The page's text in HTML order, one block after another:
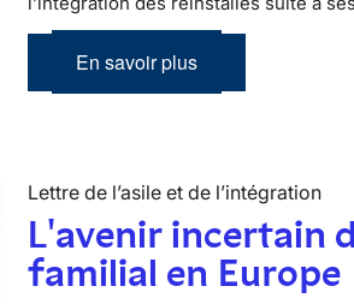
En savoir plus
Lettre de l’asile et de l’intégration
L'avenir incertain
familial en Europe